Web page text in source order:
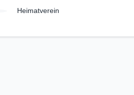
Heimatverein